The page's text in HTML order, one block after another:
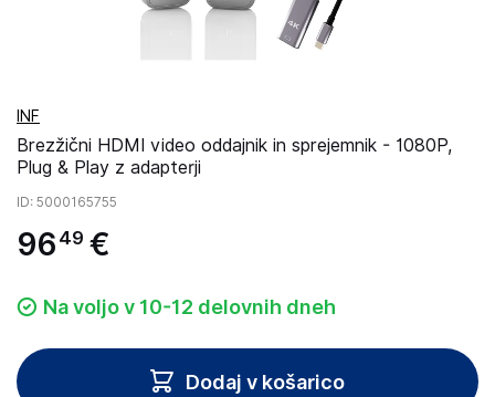
INF
Brezžični HDMI video oddajnik in sprejemnik - 1080P,
Plug & Play z adapterji
ID: 5000165755
96 49 €
Na voljo v 10-12 delovnih dneh
Dodaj v košarico